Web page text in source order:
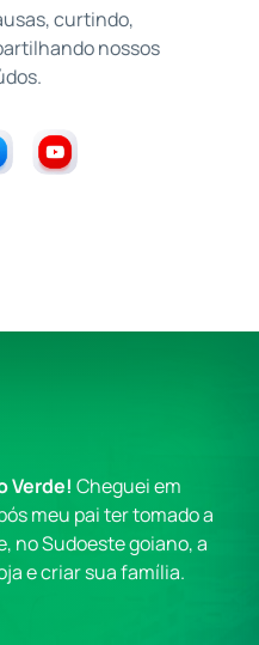
curtindo,
nossos
Verde! Cheguei em
meu pai ter tomado a
no Sudoeste goiano, a
e criar sua família.